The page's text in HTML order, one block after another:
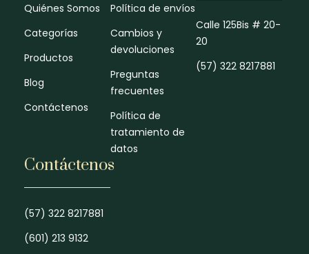
Quiénes Somos
Categorías
Productos
Blog
Contáctenos
Política de envíos
Cambios y
devoluciones
Preguntas
frecuentes
Política de
tratamiento de
datos
Calle 125Bis # 20-
20
(57) 322 8217881
Contáctenos
(57) 322 8217881
(601) 213 9132